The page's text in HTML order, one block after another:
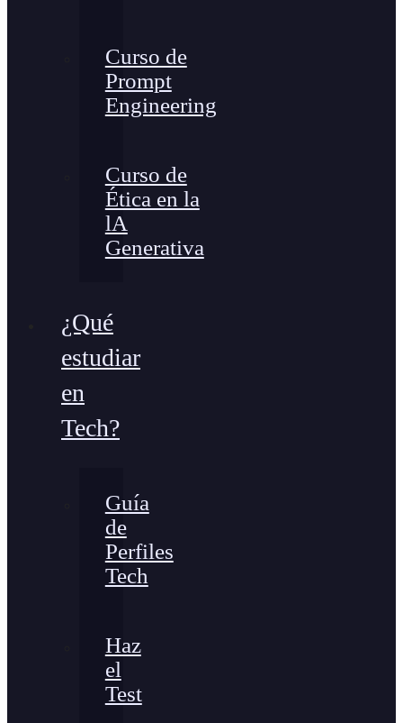
Curso de
Prompt
Engineering
Curso de
Ética en la
lA
Generativa
¿Qué
estudiar
en
Tech?
Guía
de
Perfiles
Tech
Haz
el
Test